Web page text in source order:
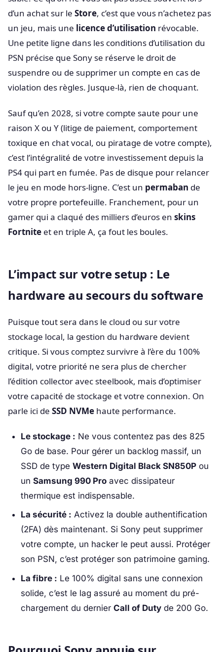
d’un achat sur le Store, c’est que vous n’achetez pas
un jeu, mais une licence d’utilisation révocable.
Une petite ligne dans les conditions d’utilisation du
PSN précise que Sony se réserve le droit de
suspendre ou de supprimer un compte en cas de
violation des règles. Jusque-là, rien de choquant.
Sauf qu’en 2028, si votre compte saute pour une
raison X ou Y (litige de paiement, comportement
toxique en chat vocal, ou piratage de votre compte),
c’est l’intégralité de votre investissement depuis la
PS4 qui part en fumée. Pas de disque pour relancer
le jeu en mode hors-ligne. C’est un permaban de
votre propre portefeuille. Franchement, pour un
gamer qui a claqué des milliers d’euros en skins
Fortnite et en triple A, ça fout les boules.
L’impact sur votre setup : Le
hardware au secours du software
Puisque tout sera dans le cloud ou sur votre
stockage local, la gestion du hardware devient
critique. Si vous comptez survivre à l’ère du 100%
digital, votre priorité ne sera plus de chercher
l’édition collector avec steelbook, mais d’optimiser
votre capacité de stockage et votre connexion. On
parle ici de SSD NVMe haute performance.
Le stockage : Ne vous contentez pas des 825
Go de base. Pour gérer un backlog massif, un
SSD de type Western Digital Black SN850Pou
un Samsung 990 Proavec dissipateur
thermique est indispensable.
La sécurité : Activez la double authentification
(2FA) dès maintenant. Si Sony peut supprimer
votre compte, un hacker le peut aussi. Protéger
son PSN, c’est protéger son patrimoine gaming.
La fibre : Le 100% digital sans une connexion
solide, c’est le lag assuré au moment du pré-
chargement du dernier Call of Dutyde 200 Go.